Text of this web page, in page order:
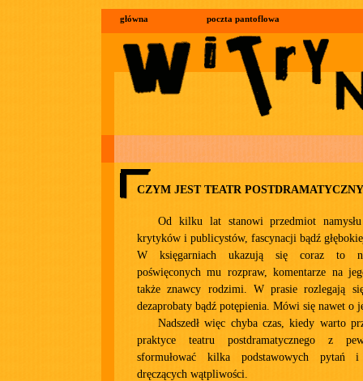
główna poczta pantoflowa
CZYM JEST TEATR
Od kilku lat stanowi przedmiot
krytyków i publicystów, fascynacji bądź
W księgarniach ukazują się coraz to
poświęconych mu rozpraw, komentarze na
także znawcy rodzimi. W prasie rozlegają
dezaprobaty bądź potępienia. Mówi się nawet o
Nadszedł więc chyba czas, kiedy warto
praktyce teatru postdramatycznego z
sformułować kilka podstawowych pytań
dręczących wątpliwości.